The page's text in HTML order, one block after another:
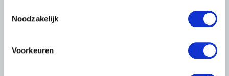
Noodzakelijk
Voorkeuren